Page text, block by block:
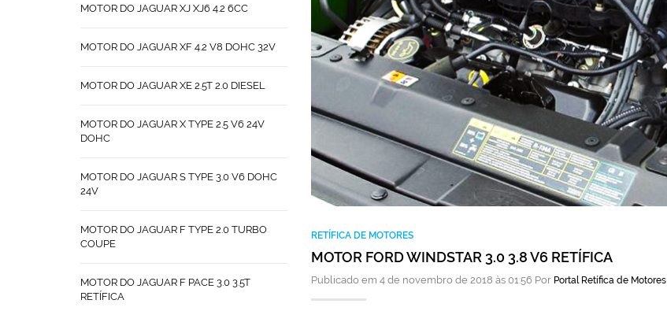
RETÍFICA DE MOTORES
MOTOR FORD WINDSTAR 3.0 3.8 V6 RETÍFICA
Publicado em 4 de novembro de 2018 às 01:56 Por Portal Retífica de Motores
MOTOR DO JAGUAR XJ XJ6 4.2 6CC
MOTOR DO JAGUAR XF 4.2 V8 DOHC 32V
MOTOR DO JAGUAR XE 2.5T 2.0 DIESEL
MOTOR DO JAGUAR X TYPE 2.5 V6 24V
DOHC
MOTOR DO JAGUAR S TYPE 3.0 V6 DOHC
24V
MOTOR DO JAGUAR F TYPE 2.0 TURBO
COUPE
MOTOR DO JAGUAR F PACE 3.0 3.5T
RETÍFICA